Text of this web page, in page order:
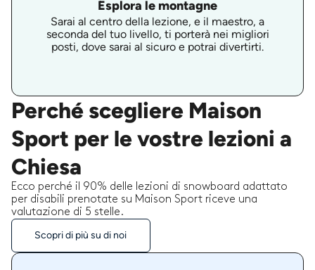
Esplora le montagne
Sarai al centro della lezione, e il maestro, a
seconda del tuo livello, ti porterà nei migliori
posti, dove sarai al sicuro e potrai divertirti.
Perché scegliere Maison
Sport per le vostre lezioni a
Chiesa
Ecco perché il 90% delle lezioni di snowboard adattato
per disabili prenotate su Maison Sport riceve una
valutazione di 5 stelle.
Scopri di più su di noi